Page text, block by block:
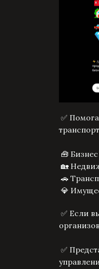
✅
🧰 Бизнес
🏡
🚗
💎
✅ Если
✅